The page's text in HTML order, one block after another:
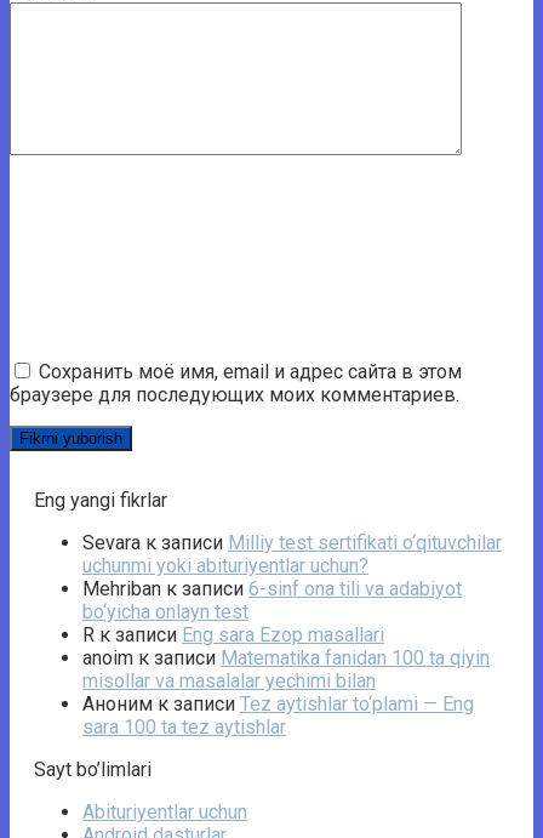
Сохранить моё имя, email и адрес сайта в этом
браузере для последующих моих комментариев.
Eng yangi fikrlar
Sevara к записи Milliy test sertifikati o‘qituvchilar
uchunmi yoki abituriyentlar uchun?
Mehriban к записи 6-sinf ona tili va adabiyot
bo‘yicha onlayn test
R к записи Eng sara Ezop masallari
anoim к записи Matematika fanidan 100 ta qiyin
misollar va masalalar yechimi bilan
Аноним к записи Tez aytishlar to‘plami — Eng
sara 100 ta tez aytishlar
Sayt bo’limlari
Abituriyentlar uchun